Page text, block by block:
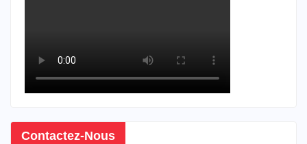
Contactez-Nous